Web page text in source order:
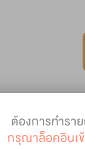
ต้องการทำรา
กรุณาล็อคอินเ